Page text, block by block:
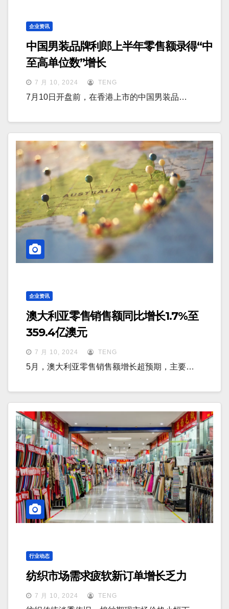
企业资讯
中国男装品牌利郎上半年零售额录得“中
至高单位数”增长
7 月 10, 2024 TENG
7月10日开盘前，在香港上市的中国男装品…
企业资讯
澳大利亚零售销售额同比增长1.7%至
359.4亿澳元
7 月 10, 2024 TENG
5月，澳大利亚零售销售额增长超预期，主要…
行业动态
纺织市场需求疲软新订单增长乏力
7 月 10, 2024 TENG